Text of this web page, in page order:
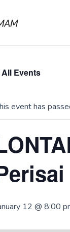
All Events
event has
12 @ 8:00